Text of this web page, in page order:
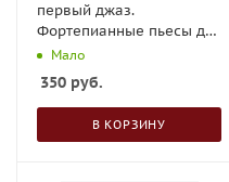
первый джаз.
Фортепианные пьесы для
начинающих джазистов
Мало
350 руб.
В КОРЗИНУ